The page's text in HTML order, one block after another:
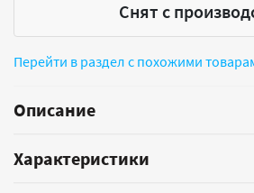
Снят с
Перейти в раздел с похожими
Описание
Характеристики